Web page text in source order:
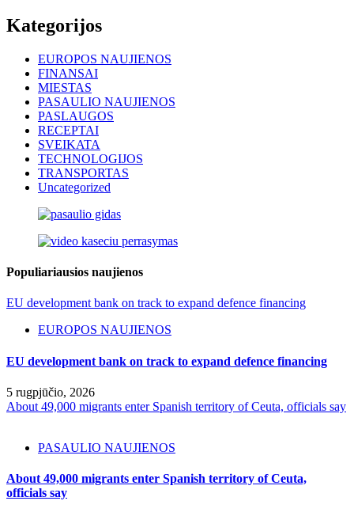
Kategorijos
EUROPOS NAUJIENOS
FINANSAI
MIESTAS
PASAULIO NAUJIENOS
PASLAUGOS
RECEPTAI
SVEIKATA
TECHNOLOGIJOS
TRANSPORTAS
Uncategorized
Populiariausios naujienos
EU development bank on track to expand defence financing
EUROPOS NAUJIENOS
EU development bank on track to expand defence financing
5 rugpjūčio, 2026
About 49,000 migrants enter Spanish territory of Ceuta, officials say
PASAULIO NAUJIENOS
About 49,000 migrants enter Spanish territory of Ceuta,
officials say